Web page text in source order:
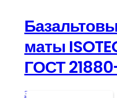
маты
ГОСТ
Запросить